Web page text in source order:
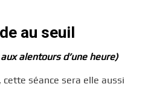
au seuil
alentours d’une heure)
séance sera elle aussi